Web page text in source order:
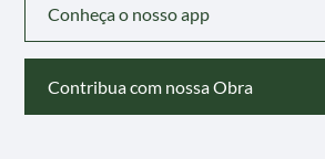
Conheça o nosso app
Contribua com nossa Obra